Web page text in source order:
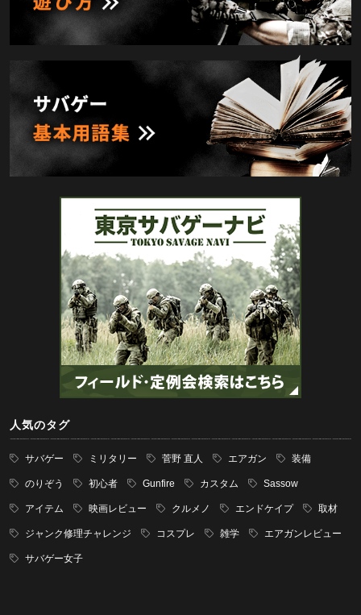
人気のタグ
サバゲー ミリタリー 菅野 直人 エアガン 装備
のりぞう 初心者 Gunfire カスタム Sassow
アイテム 映画レビュー クルメノ エンドケイプ 取材
ジャンク修理チャレンジ コスプレ 雑学 エアガンレビュー
サバゲー女子